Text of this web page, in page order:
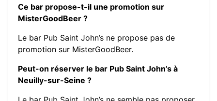
Ce bar propose-t-il une promotion sur
MisterGoodBeer ?
Le bar Pub Saint John’s ne propose pas de
promotion sur MisterGoodBeer.
Peut-on réserver le bar Pub Saint John’s à
Neuilly-sur-Seine ?